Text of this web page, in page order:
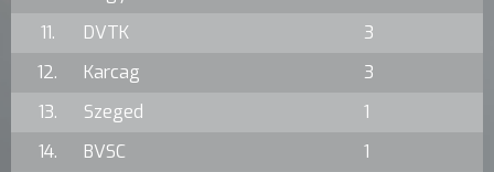
11.
DVTK
3
12.
Karcag
3
13.
Szeged
1
14.
BVSC
1